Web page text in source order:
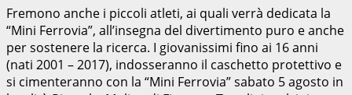
Fremono anche i piccoli atleti, ai quali verrà dedicata la
“Mini Ferrovia”, all’insegna del divertimento puro e anche
per sostenere la ricerca. I giovanissimi fino ai 16 anni
(nati 2001 – 2017), indosseranno il caschetto protettivo e
si cimenteranno con la “Mini Ferrovia” sabato 5 agosto in